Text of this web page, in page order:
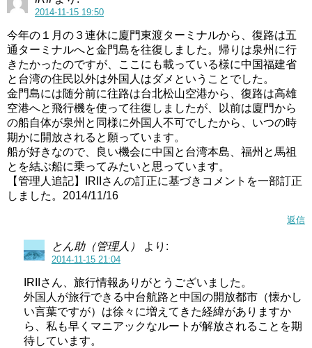
2014-11-15 19:50
今年の１月の３連休に廈門東渡ターミナルから、復路は五
通ターミナルへと金門島を往復しました。帰りは泉州に行
きたかったのですが、ここにも載っている様に中国福建省
と台湾の住民以外は外国人はダメということでした。
金門島には随分前に往路は台北松山空港から、復路は高雄
空港へと飛行機を使って往復しましたが、以前は廈門から
の船自体が泉州と同様に外国人不可でしたから、いつの時
期かに開放されると願っています。
船が好きなので、良い機会に中国と台湾本島、福州と馬祖
とを結ぶ船に乗ってみたいと思っています。
【管理人追記】IRIIさんの訂正に基づきコメントを一部訂正
しました。2014/11/16
返信
とん助（管理人） より:
2014-11-15 21:04
IRIIさん、旅行情報ありがとうございました。
外国人が旅行できる中台航路と中国の開放都市（懐かし
い言葉ですが）は徐々に増えてきた経緯がありますか
ら、私も早くマニアックなルートが解放されることを期
待しています。